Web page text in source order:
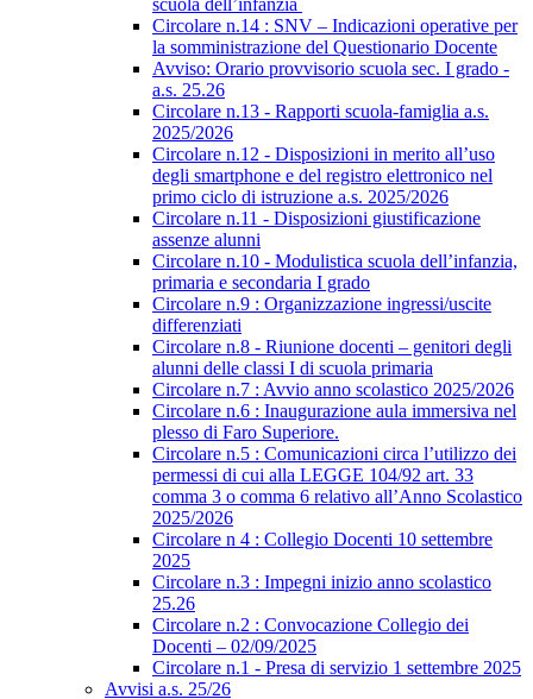
scuola dell’infanzia
Circolare n.14 : SNV – Indicazioni operative per
la somministrazione del Questionario Docente
Avviso: Orario provvisorio scuola sec. I grado -
a.s. 25.26
Circolare n.13 - Rapporti scuola-famiglia a.s.
2025/2026
Circolare n.12 - Disposizioni in merito all’uso
degli smartphone e del registro elettronico nel
primo ciclo di istruzione a.s. 2025/2026
Circolare n.11 - Disposizioni giustificazione
assenze alunni
Circolare n.10 - Modulistica scuola dell’infanzia,
primaria e secondaria I grado
Circolare n.9 : Organizzazione ingressi/uscite
differenziati
Circolare n.8 - Riunione docenti – genitori degli
alunni delle classi I di scuola primaria
Circolare n.7 : Avvio anno scolastico 2025/2026
Circolare n.6 : Inaugurazione aula immersiva nel
plesso di Faro Superiore.
Circolare n.5 : Comunicazioni circa l’utilizzo dei
permessi di cui alla LEGGE 104/92 art. 33
comma 3 o comma 6 relativo all’Anno Scolastico
2025/2026
Circolare n 4 : Collegio Docenti 10 settembre
2025
Circolare n.3 : Impegni inizio anno scolastico
25.26
Circolare n.2 : Convocazione Collegio dei
Docenti – 02/09/2025
Circolare n.1 - Presa di servizio 1 settembre 2025
Avvisi a.s. 25/26